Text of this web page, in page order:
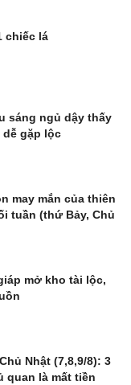
chiếc lá
sáng ngủ dậy thấy
dễ gặp lộc
may mắn của thiên
tuần (thứ Bảy, Chủ
mở kho tài lộc,
Nhật (7,8,9/8): 3
quan là mất tiền